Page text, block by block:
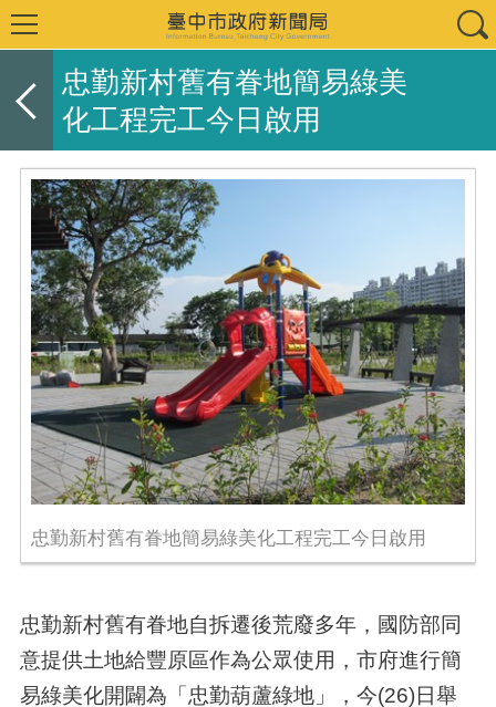
忠勤新村舊有眷地簡易綠美
化工程完工今日啟用
忠勤新村舊有眷地簡易綠美化工程完工今日啟用
忠勤新村舊有眷地自拆遷後荒廢多年，國防部同
意提供土地給豐原區作為公眾使用，市府進行簡
易綠美化開闢為「忠勤葫蘆綠地」，今(26)日舉